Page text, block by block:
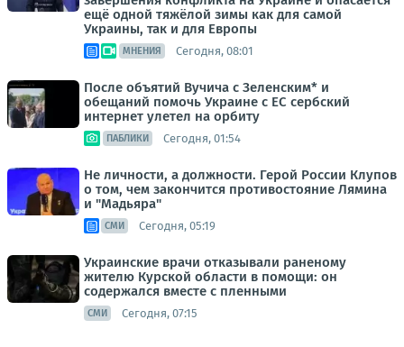
ещё одной тяжёлой зимы как для самой
Украины, так и для Европы
МНЕНИЯ Сегодня, 08:01
После объятий Вучича с Зеленским* и
обещаний помочь Украине с ЕС сербский
интернет улетел на орбиту
ПАБЛИКИ Сегодня, 01:54
Не личности, а должности. Герой России Клупов
о том, чем закончится противостояние Лямина
и "Мадьяра"
СМИ Сегодня, 05:19
Украинские врачи отказывали раненому
жителю Курской области в помощи: он
содержался вместе с пленными
СМИ Сегодня, 07:15